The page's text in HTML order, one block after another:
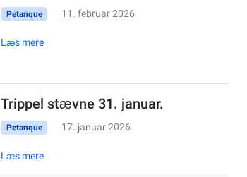
Petanque 11. februar 2026
Læs mere
Trippel stævne 31. januar.
Petanque 17. januar 2026
Læs mere